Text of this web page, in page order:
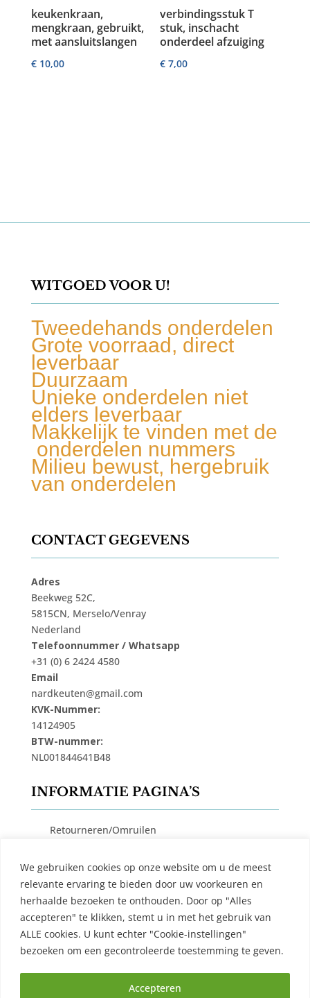
We gebruiken cookies op onze website om u de meest
relevante ervaring te bieden door uw voorkeuren en
herhaalde bezoeken te onthouden. Door op "Alles
accepteren" te klikken, stemt u in met het gebruik van
ALLE cookies. U kunt echter "Cookie-instellingen"
bezoeken om een ​​gecontroleerde toestemming te geven.
Accepteren
keukenkraan,
mengkraan, gebruikt,
met aansluitslangen
€10,00
verbindingsstuk T
stuk, inschacht
onderdeel afzuiging
€ 7,00
WITGOED VOOR U!
Tweedehands onderdelen
Grote voorraad, direct
leverbaar
Duurzaam
Unieke onderdelen niet
elders leverbaar
Makkelijk te vinden met de
onderdelen nummers
Milieu bewust, hergebruik
van onderdelen
CONTACT GEGEVENS
Adres
Beekweg 52C,
5815CN, Merselo/Venray
Nederland
Telefoonnummer / Whatsapp
+31 (0) 6 2424 4580
Email
nardkeuten@gmail.com
KVK-Nummer:
14124905
BTW-nummer:
NL001844641B48
INFORMATIE PAGINA’S
Retourneren/Omruilen
Cookiebeleid
Algemene Voorwaarden
Contact